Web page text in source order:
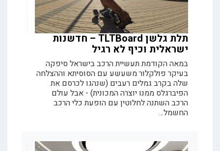
תלת גלשן TLTBoard – חדשנות
ישראלית וכיף לא רגיל
במאה הקודמת תעשיית הרכב בישראל סיפקה
בעיקר פולקלור משעשע עם הסוסיתא וההצלחה
שלה בקרב גמלים רעבים (שנהגו לכרסם את
הפיברגלס ממנו יוצרה המכונית) - אבל עולם
הרכב השתנה לחלוטין עם הופעת כלי הרכב